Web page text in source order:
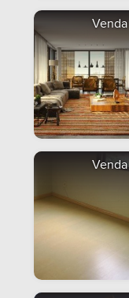
Venda
Venda